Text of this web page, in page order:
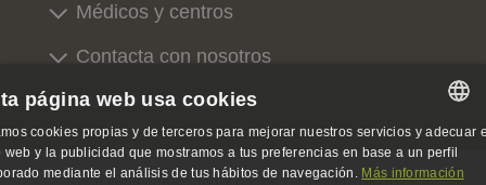
Médicos y centros
Contacta con nosotros
Sobre nosotros
Aviso legal, privacidad y cookies Accesibilidad
SPANISH
página web usa cookies
cookies propias y de terceros para mejorar nuestros servicios y adecuar
web y la publicidad que mostramos a tus preferencias en base a un perfil
mediante el análisis de tus hábitos de navegación. Más información